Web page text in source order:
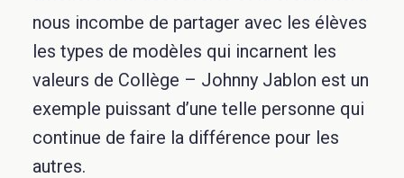
nous incombe de partager avec les élèves
les types de modèles qui incarnent les
valeurs de Collège – Johnny Jablon est un
exemple puissant d’une telle personne qui
continue de faire la différence pour les
autres.